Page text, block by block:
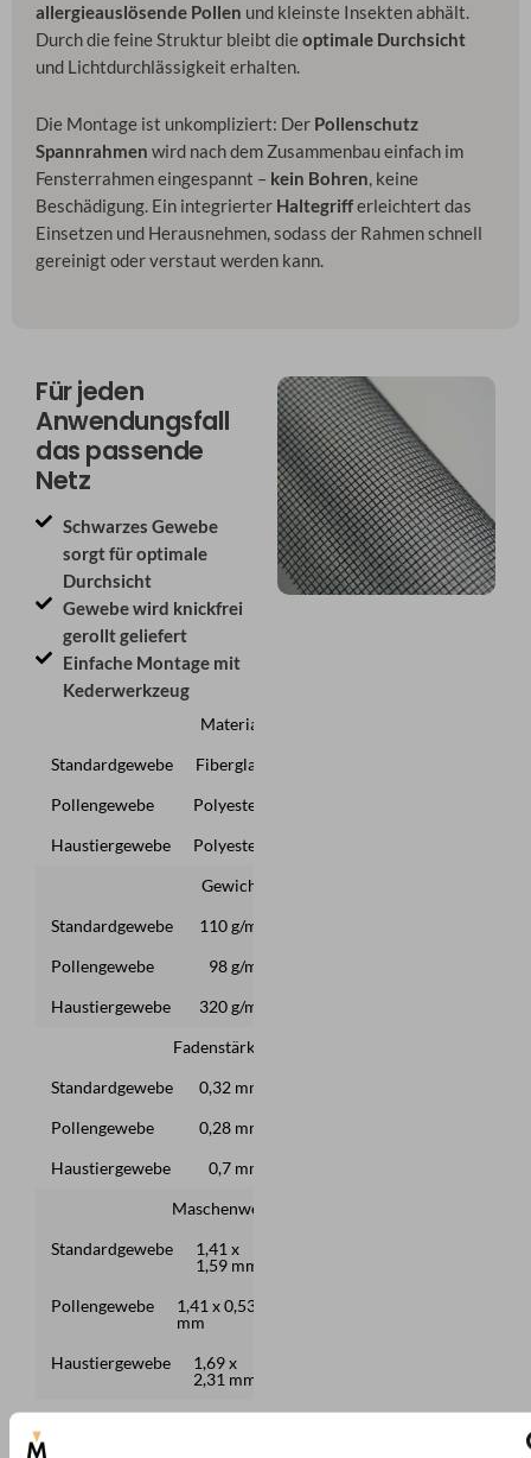
allergieauslösende Pollen und kleinste Insekten abhält.
Durch die feine Struktur bleibt dieoptimale Durchsicht
und Lichtdurchlässigkeit erhalten.
Die Montage ist unkompliziert: Der Pollenschutz
Spannrahmen wird nach dem Zusammenbau einfach im
Fensterrahmen eingespannt – kein Bohren, keine
Beschädigung. Ein integrierter Haltegrifferleichtert das
Einsetzen und Herausnehmen, sodass der Rahmen schnell
gereinigt oder verstaut werden kann.
Für jeden
Anwendungsfall
das passende
Netz
Schwarzes Gewebe
sorgt für optimale
Durchsicht
Gewebe wird knickfrei
gerollt geliefert
Einfache Montage mit
Kederwerkzeug
Material
Standardgewebe
Fiberglas
Pollengewebe
Polyester
Haustiergewebe
Polyester
Gewicht
Standardgewebe
110 g/m²
Pollengewebe
98 g/m²
Haustiergewebe
320 g/m²
Fadenstärke
Standardgewebe
0,32 mm
Pollengewebe
0,28 mm
Haustiergewebe
0,7 mm
Maschenweite
Standardgewebe
1,41 x
1,59 mm
Pollengewebe
1,41 x 0,53
mm
Haustiergewebe
1,69 x
2,31 mm